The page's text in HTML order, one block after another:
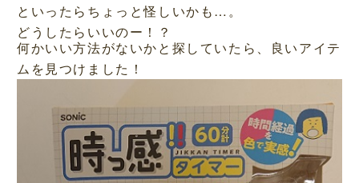
といったらちょっと怪しいかも…。
どうしたらいいのー！？
何かいい方法がないかと探していたら、良いアイテ
ムを見つけました！